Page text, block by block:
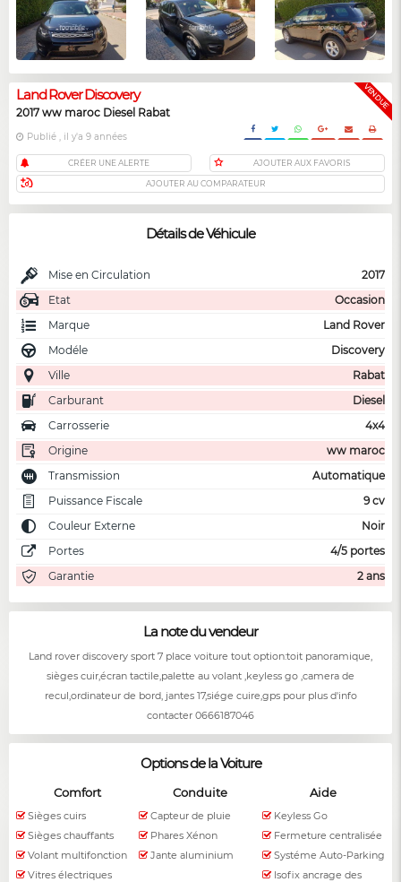
VENDUE
Land Rover Discovery
2017 ww maroc Diesel Rabat
Publié , il y'a 9 années
CRÉER UNE ALERTE AJOUTER AUX FAVORIS
AJOUTER AU COMPARATEUR
Détails de Véhicule
Mise en Circulation
2017
Etat
Occasion
Marque
Land Rover
Modéle
Discovery
Ville
Rabat
Carburant
Diesel
Carrosserie
4x4
Origine
ww maroc
Transmission
Automatique
Puissance Fiscale
9 cv
Couleur Externe
Noir
Portes
4/5 portes
Garantie
2 ans
La note du vendeur
Land rover discovery sport 7 place voiture tout option:toit panoramique,
sièges cuir,écran tactile,palette au volant ,keyless go ,camera de
recul,ordinateur de bord, jantes 17,siége cuire,gps pour plus d'info
contacter 0666187046
Options de la Voiture
Comfort
Sièges cuirs
Sièges chauffants
Volant multifonction
Vitres électriques
Conduite
Capteur de pluie
Phares Xénon
Jante aluminium
Aide
Keyless Go
Fermeture centralisée
Systéme Auto-Parking
Isofix ancrage des